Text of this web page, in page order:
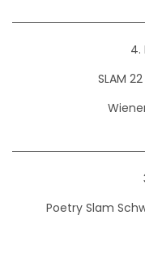
4.
SLAM
Poetry Slam